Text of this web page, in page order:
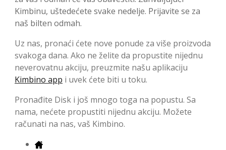
Kimbinu, uštedećete svake nedelje. Prijavite se za
naš bilten odmah.
Uz nas, pronaći ćete nove ponude za više proizvoda
svakoga dana. Ako ne želite da propustite nijednu
neverovatnu akciju, preuzmite našu aplikaciju
Kimbino app i uvek ćete biti u toku.
Pronađite Disk i još mnogo toga na popustu. Sa
nama, nećete propustiti nijednu akciju. Možete
računati na nas, vaš Kimbino.